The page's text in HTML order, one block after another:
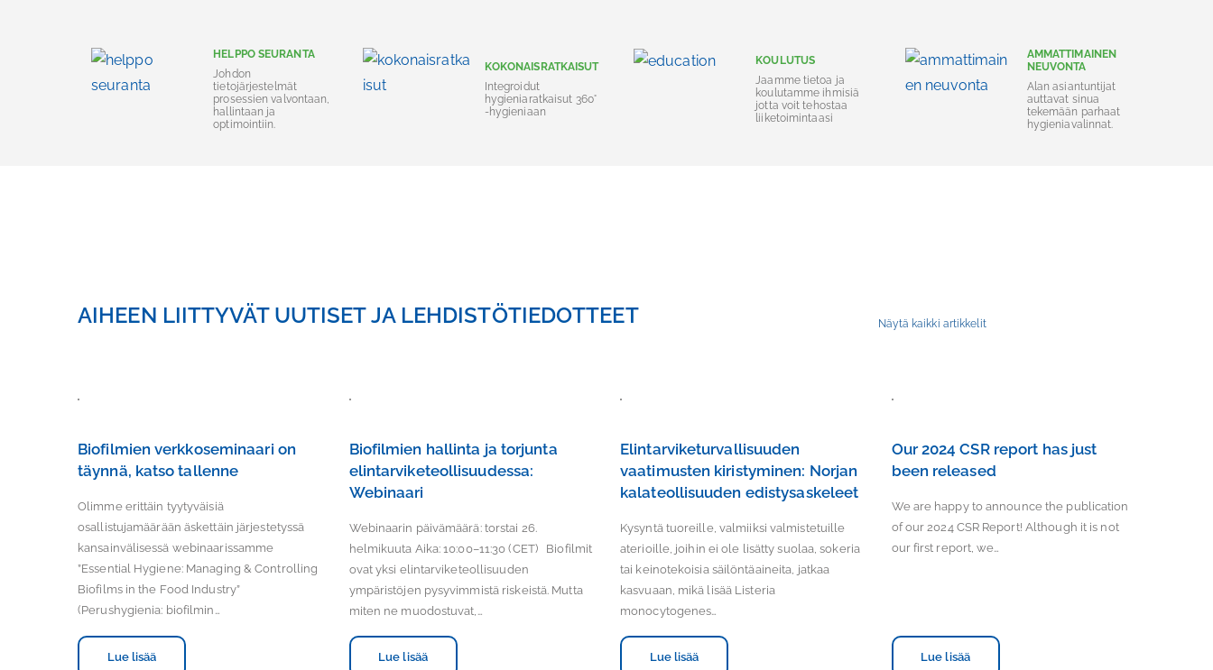
HELPPO SEURANTA
Johdon
tietojärjestelmät
prosessien valvontaan,
hallintaan ja
optimointiin.
KOKONAISRATKAISUT
Integroidut
hygieniaratkaisut 360°
-hygieniaan
KOULUTUS
Jaamme tietoa ja
koulutamme ihmisiä
jotta voit tehostaa
liiketoimintaasi
AMMATTIMAINEN
NEUVONTA
Alan asiantuntijat
auttavat sinua
tekemään parhaat
hygieniavalinnat.
AIHEEN LIITTYVÄT UUTISET JA LEHDISTÖTIEDOTTEET Näytä kaikki artikkelit
Biofilmien verkkoseminaari on
täynnä, katso tallenne
Olimme erittäin tyytyväisiä
osallistujamäärään äskettäin järjestetyssä
kansainvälisessä webinaarissamme
”Essential Hygiene: Managing & Controlling
Biofilms in the Food Industry”
(Perushygienia: biofilmin…
Lue lisää
Biofilmien hallinta ja torjunta
elintarviketeollisuudessa:
Webinaari
Webinaarin päivämäärä: torstai 26.
helmikuuta Aika: 10:00–11:30 (CET) Biofilmit
ovat yksi elintarviketeollisuuden
ympäristöjen pysyvimmistä riskeistä. Mutta
miten ne muodostuvat,…
Lue lisää
Elintarviketurvallisuuden
vaatimusten kiristyminen: Norjan
kalateollisuuden edistysaskeleet
Kysyntä tuoreille, valmiiksi valmistetuille
aterioille, joihin ei ole lisätty suolaa, sokeria
tai keinotekoisia säilöntäaineita, jatkaa
kasvuaan, mikä lisää Listeria
monocytogenes…
Lue lisää
Our 2024 CSR report has just
been released
We are happy to announce the publication
of our 2024 CSR Report! Although it is not
our first report, we…
Lue lisää